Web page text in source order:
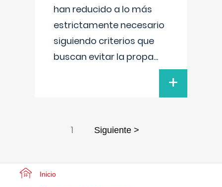
han reducido a lo más
estrictamente necesario
siguiendo criterios que
buscan evitar la propa...
+
1 Siguiente >
Inicio